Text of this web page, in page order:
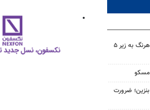
سهم دولت در پروژه‌های آب کوهرنگ به زیر ۵
مسکو
لیتری بنزین؛ ضرورت